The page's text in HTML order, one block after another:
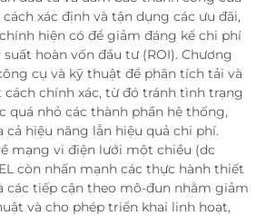
xác định và tận dụng các ưu đãi,
hiện có để giảm đáng kể chi phí
hoàn vốn đầu tư (ROI). Chương
cụ và kỹ thuật để phân tích tải và
chính xác, từ đó tránh tình trạng
quá nhỏ các thành phần hệ thống,
hiệu năng lẫn hiệu quả chi phí.
mạng vi điện lưới một chiều (dc
còn nhấn mạnh các thực hành thiết
các tiếp cận theo mô-đun nhằm giảm
và cho phép triển khai linh hoạt,